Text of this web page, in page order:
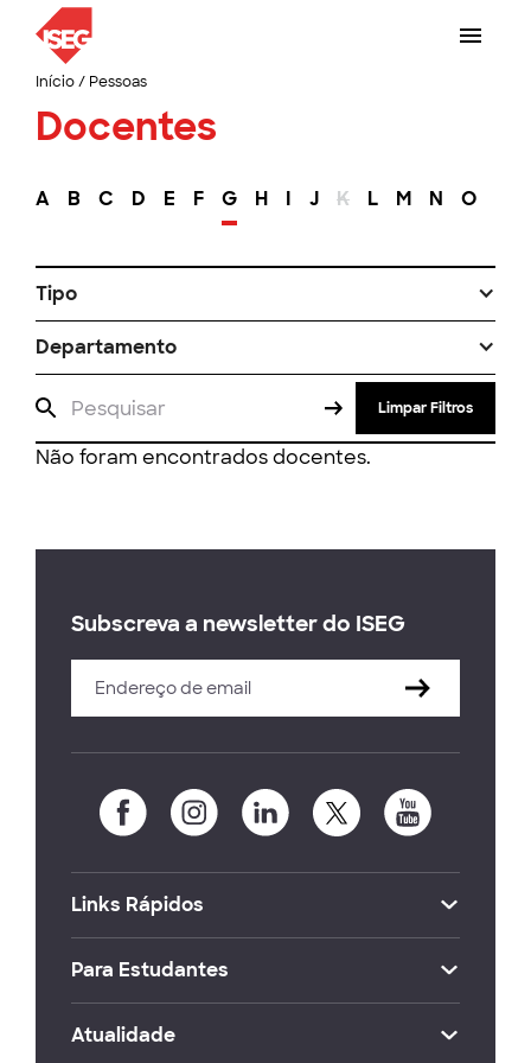
Início/ Pessoas
Docentes
A B C D E F G H I J K L M N O
Tipo
Departamento
Limpar Filtros
Não foram encontrados docentes.
Subscreva a newsletter do ISEG
Links Rápidos
Para Estudantes
Atualidade